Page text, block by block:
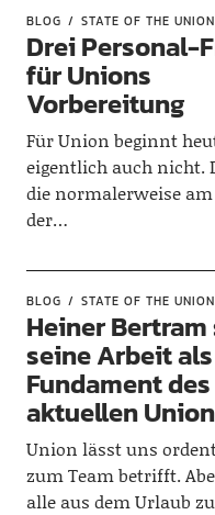
BLOG STATE OF THE UNION
Drei Personal-
für Unions
Vorbereitung
Für Union beginnt
eigentlich auch nicht.
die normalerweise
der…
BLOG STATE OF THE UNION
Heiner
seine Arbeit als
Fundament des
aktuellen
Union lässt uns
zum Team betrifft.
alle aus dem Urlaub